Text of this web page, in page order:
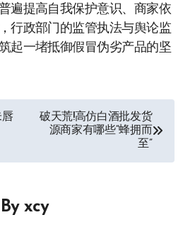
遍提高自我保护意识、商家依
行政部门的监管执法与舆论监
起一堵抵御假冒伪劣产品的坚
唇
破天荒!高仿白酒批发货
源商家有哪些“蜂拥而
至”
By xcy